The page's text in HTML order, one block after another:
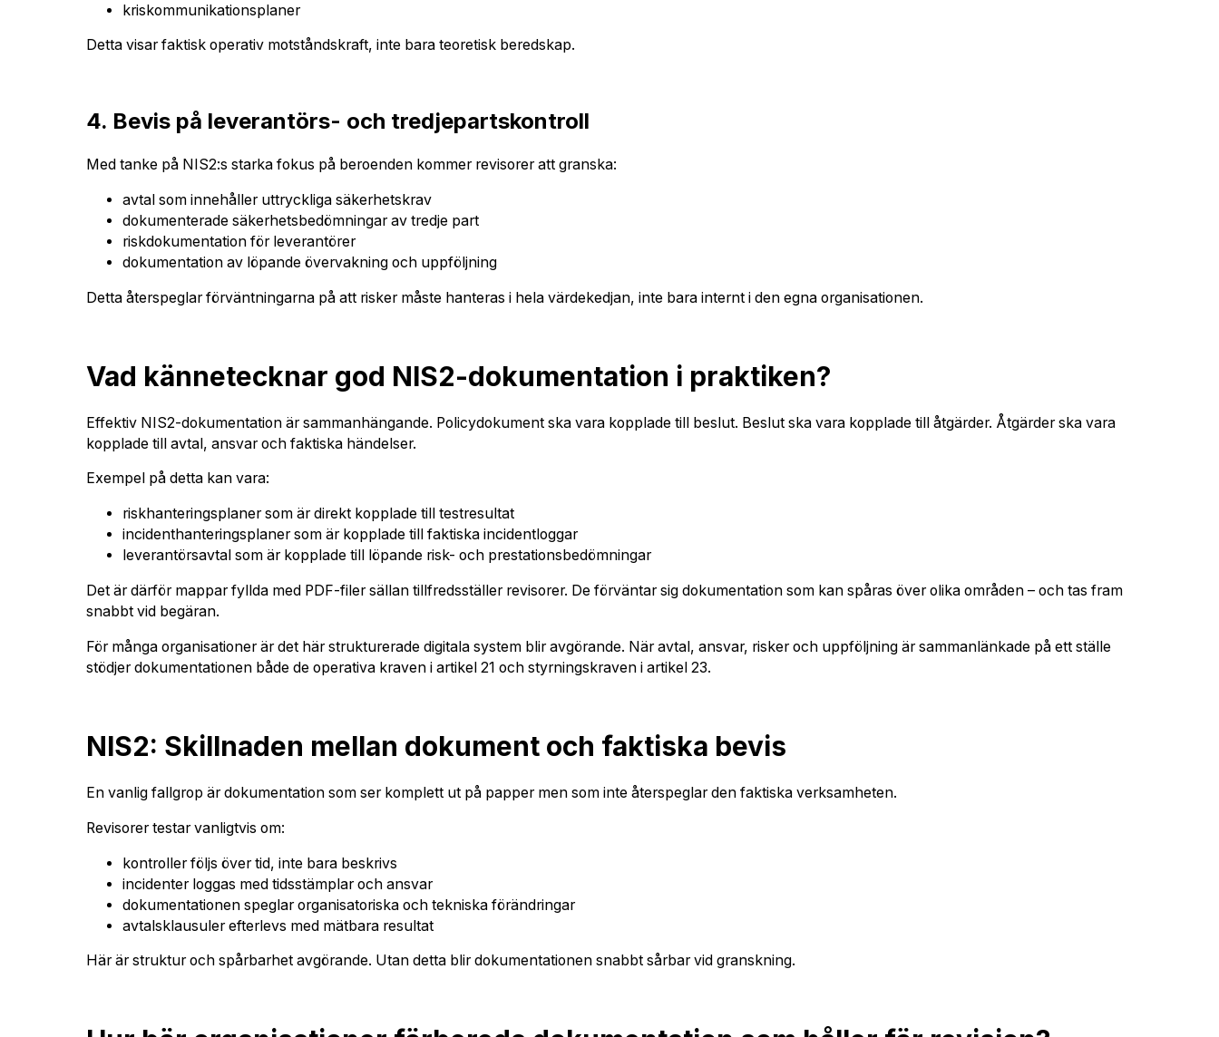
kriskommunikationsplaner
Detta visar faktisk operativ motståndskraft, inte bara teoretisk beredskap.
4. Bevis på leverantörs- och tredjepartskontroll
Med tanke på NIS2:s starka fokus på beroenden kommer revisorer att granska:
avtal som innehåller uttryckliga säkerhetskrav
dokumenterade säkerhetsbedömningar av tredje part
riskdokumentation för leverantörer
dokumentation av löpande övervakning och uppföljning
Detta återspeglar förväntningarna på att risker måste hanteras i hela värdekedjan, inte bara internt i den egna organisationen.
Vad kännetecknar god NIS2-dokumentation i praktiken?
Effektiv NIS2-dokumentation är sammanhängande. Policydokument ska vara kopplade till beslut. Beslut ska vara kopplade till åtgärder. Åtgärder ska vara
kopplade till avtal, ansvar och faktiska händelser.
Exempel på detta kan vara:
riskhanteringsplaner som är direkt kopplade till testresultat
incidenthanteringsplaner som är kopplade till faktiska incidentloggar
leverantörsavtal som är kopplade till löpande risk- och prestationsbedömningar
Det är därför mappar fyllda med PDF-filer sällan tillfredsställer revisorer. De förväntar sig dokumentation som kan spåras över olika områden – och tas fram
snabbt vid begäran.
För många organisationer är det här strukturerade digitala system blir avgörande. När avtal, ansvar, risker och uppföljning är sammanlänkade på ett ställe
stödjer dokumentationen både de operativa kraven i artikel 21 och styrningskraven i artikel 23.
NIS2: Skillnaden mellan dokument och faktiska bevis
En vanlig fallgrop är dokumentation som ser komplett ut på papper men som inte återspeglar den faktiska verksamheten.
Revisorer testar vanligtvis om:
kontroller följs över tid, inte bara beskrivs
incidenter loggas med tidsstämplar och ansvar
dokumentationen speglar organisatoriska och tekniska förändringar
avtalsklausuler efterlevs med mätbara resultat
Här är struktur och spårbarhet avgörande. Utan detta blir dokumentationen snabbt sårbar vid granskning.